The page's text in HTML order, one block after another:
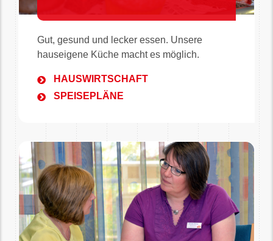
Gut, gesund und lecker essen. Unsere
hauseigene Küche macht es möglich.
HAUSWIRTSCHAFT
SPEISEPLÄNE